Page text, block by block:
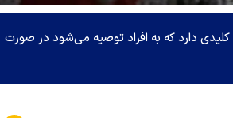
دارد که به افراد توصیه می‌شود در صورت